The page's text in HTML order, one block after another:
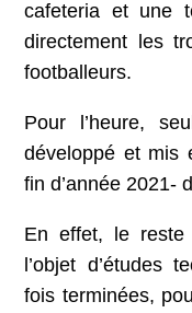
cafeteria et une
directement les
footballeurs.
Pour l’heure,
développé et mis
fin d’année 2021-
En effet, le
l’objet d’études
fois terminées,